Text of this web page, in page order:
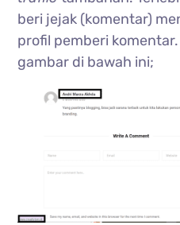
beri jejak (komentar)
profil pemberi
gambar di bawah ini;